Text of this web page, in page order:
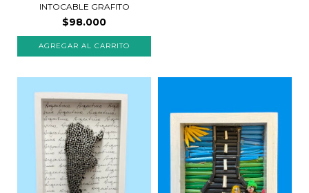
INTOCABLE GRAFITO
$98.000
AGREGAR AL CARRITO